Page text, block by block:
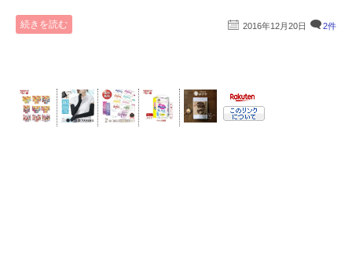
続きを読む 2016年12月20日 2件